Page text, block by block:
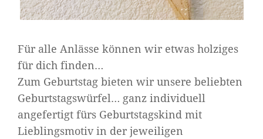
Für alle Anlässe können wir etwas holziges
für dich finden…
Zum Geburtstag bieten wir unsere beliebten
Geburtstagswürfel… ganz individuell
angefertigt fürs Geburtstagskind mit
Lieblingsmotiv in der jeweiligen